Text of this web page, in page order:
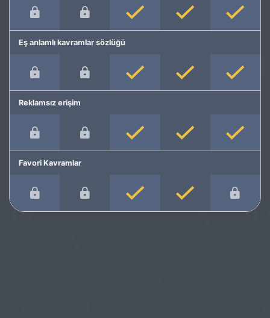
Eş anlamlı kavramlar sözlüğü
Reklamsız erişim
Favori Kavramlar